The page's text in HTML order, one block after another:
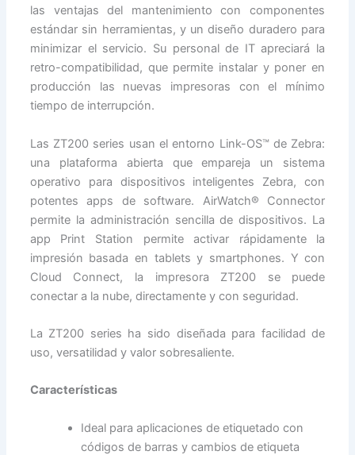
las ventajas del mantenimiento con componentes
estándar sin herramientas, y un diseño duradero para
minimizar el servicio. Su personal de IT apreciará la
retro-compatibilidad, que permite instalar y poner en
producción las nuevas impresoras con el mínimo
tiempo de interrupción.
Las ZT200 series usan el entorno Link-OS™ de Zebra:
una plataforma abierta que empareja un sistema
operativo para dispositivos inteligentes Zebra, con
potentes apps de software. AirWatch® Connector
permite la administración sencilla de dispositivos. La
app Print Station permite activar rápidamente la
impresión basada en tablets y smartphones. Y con
Cloud Connect, la impresora ZT200 se puede
conectar a la nube, directamente y con seguridad.
La ZT200 series ha sido diseñada para facilidad de
uso, versatilidad y valor sobresaliente.
Características
Ideal para aplicaciones de etiquetado con
códigos de barras y cambios de etiqueta